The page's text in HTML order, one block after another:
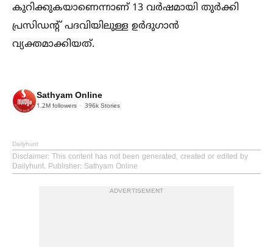
കുറിക്കുകയാണെന്നാണ് 13 വര്‍ഷമായി തുര്‍ക്കി
പ്രസിഡന്റ് പദവിയിലുള്ള ഉര്‍ദുഗാന്‍
വ്യക്തമാക്കിയത്.
Sathyam Online
1.2M followers 396k Stories
Dailyhunt
Disclaimer: This content has not been generated, created or edited by
Dailyhunt. Publisher: Sathyam Online
ADVERTISEMENT